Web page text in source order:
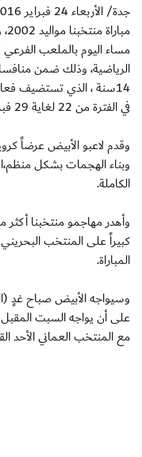
مساء اليوم بالملعب الفرعي
الرياضية، وذلك ضمن
14سنة ، الذي تستضيف
في الفترة من 22 لغاية 29 فبراير الجاري.
وقدم لاعبو الأبيض عرضاً
وبناء الهجمات بشكل
الكاملة.
وأهدر مهاجمو منتخبنا
كبيراً على المنتخب
المباراة.
وسيواجه الأبيض صباح غدٍ
على أن يواجه السبت
مع المنتخب العماني الأحد